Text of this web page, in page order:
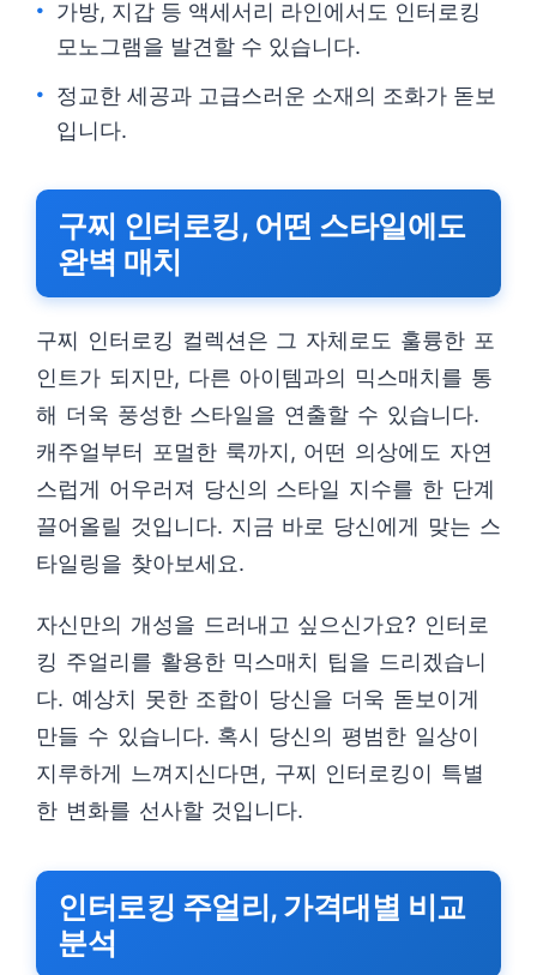
가방, 지갑 등 액세서리 라인에서도 인터로킹
모노그램을 발견할 수 있습니다.
정교한 세공과 고급스러운 소재의 조화가 돋보
입니다.
구찌 인터로킹, 어떤 스타일에도
완벽 매치
구찌 인터로킹 컬렉션은 그 자체로도 훌륭한 포
인트가 되지만, 다른 아이템과의 믹스매치를 통
해 더욱 풍성한 스타일을 연출할 수 있습니다.
캐주얼부터 포멀한 룩까지, 어떤 의상에도 자연
스럽게 어우러져 당신의 스타일 지수를 한 단계
끌어올릴 것입니다. 지금 바로 당신에게 맞는 스
타일링을 찾아보세요.
자신만의 개성을 드러내고 싶으신가요? 인터로
킹 주얼리를 활용한 믹스매치 팁을 드리겠습니
다. 예상치 못한 조합이 당신을 더욱 돋보이게
만들 수 있습니다. 혹시 당신의 평범한 일상이
지루하게 느껴지신다면, 구찌 인터로킹이 특별
한 변화를 선사할 것입니다.
인터로킹 주얼리, 가격대별 비교
분석